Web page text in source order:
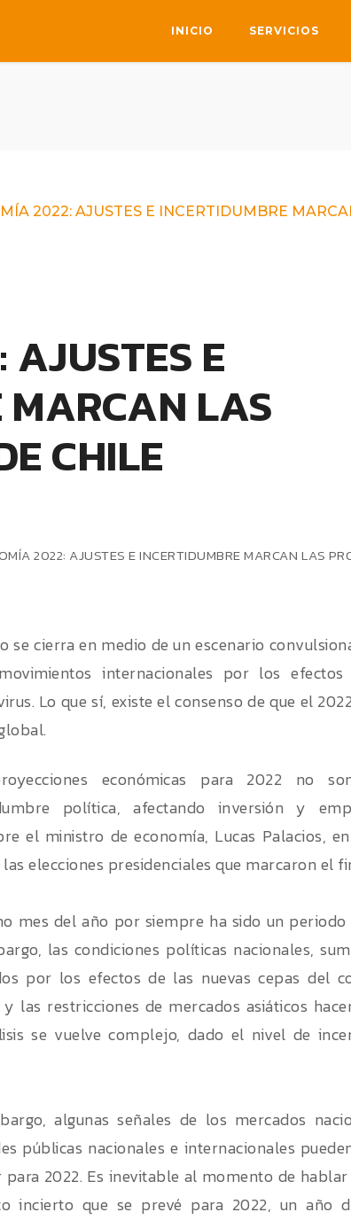
INICIO SERVICIOS
2022: AJUSTES E INCERTIDUMBRE
E
MARCAN LAS
CHILE
se cierra en medio de un escenario
internacionales por los
Lo que sí, existe el consenso de que el
económicas para 2022 no
política, afectando inversión y
el ministro de economía, Lucas Palacios,
elecciones presidenciales que marcaron el
mes del año por siempre ha sido un
las condiciones políticas nacionales,
por los efectos de las nuevas cepas del
y las restricciones de mercados asiáticos
se vuelve complejo, dado el nivel de
algunas señales de los mercados
públicas nacionales e internacionales
para 2022. Es inevitable al momento de
incierto que se prevé para 2022, un año